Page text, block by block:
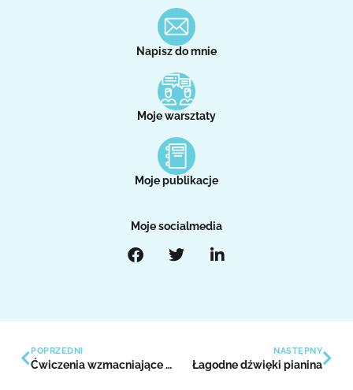
Napisz do mnie
Moje warsztaty
Moje publikacje
Moje socialmedia
POPRZEDNI
Ćwiczenia wzmacniające pracę nad głosem
NASTĘPNY
Łagodne dźwięki pianina